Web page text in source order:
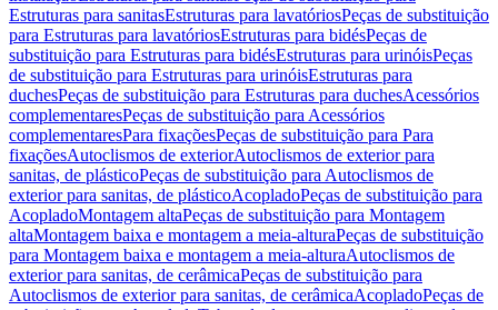
Estruturas para sanitasEstruturas para lavatóriosPeças de substituição
para Estruturas para lavatóriosEstruturas para bidésPeças de
substituição para Estruturas para bidésEstruturas para urinóisPeças
de substituição para Estruturas para urinóisEstruturas para
duchesPeças de substituição para Estruturas para duchesAcessórios
complementaresPeças de substituição para Acessórios
complementaresPara fixaçõesPeças de substituição para Para
fixaçõesAutoclismos de exteriorAutoclismos de exterior para
sanitas, de plásticoPeças de substituição para Autoclismos de
exterior para sanitas, de plásticoAcopladoPeças de substituição para
AcopladoMontagem altaPeças de substituição para Montagem
altaMontagem baixa e montagem a meia-alturaPeças de substituição
para Montagem baixa e montagem a meia-alturaAutoclismos de
exterior para sanitas, de cerâmicaPeças de substituição para
Autoclismos de exterior para sanitas, de cerâmicaAcopladoPeças de